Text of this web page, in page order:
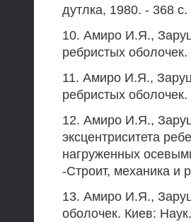
дутлка, 1980. - 368
10. Амиро И.Я.,
ребристых
11. Амиро И.Я.,
ребристых
12. Амиро И.Я.,
эксцентриситета
нагруженных
-Строит, механика и
13. Амиро И.Я.,
оболочек. Киев: